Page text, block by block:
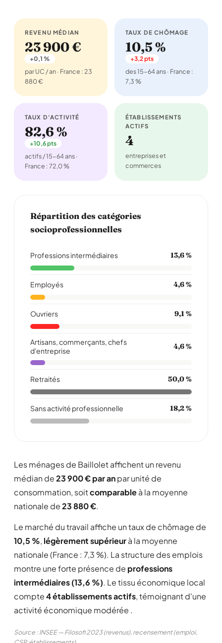
REVENU MÉDIAN
23 900 €
+0,1 %
par UC / an · France : 23
880 €
TAUX DE CHÔMAGE
10,5 %
+3,2 pts
des 15-64 ans · France :
7,3 %
TAUX D'ACTIVITÉ
82,6 %
+10,6 pts
actifs / 15-64 ans ·
France : 72,0 %
ÉTABLISSEMENTS
ACTIFS
4
entreprises et
commerces
Répartition des catégories
socioprofessionnelles
Professions intermédiaires 13,6 %
Employés 4,6 %
Ouvriers 9,1 %
Artisans, commerçants, chefs
d'entreprise
4,6 %
Retraités 50,0 %
Sans activité professionnelle 18,2 %
Les ménages de Baillolet affichent un revenu
médian de23 900 € par anpar unité de
consommation, soitcomparableà la moyenne
nationale de23 880 €.
Le marché du travail affiche un taux de chômage de
10,5 %, légèrement supérieurà la moyenne
nationale (France : 7,3 %). La structure des emplois
montre une forte présence de professions
intermédiaires (13,6 %). Le tissu économique local
compte4 établissements actifs, témoignant d'une
activité économique modérée .
Source : INSEE — Filosofi 2023 (revenus), recensement (emploi,